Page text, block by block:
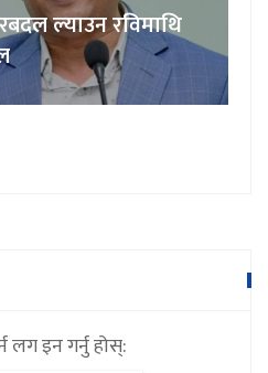
ल्याउन रविमाथि
लग इन गर्नु होस्: